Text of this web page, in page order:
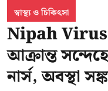
স্বাস্থ্য ও চিকিৎসা
Nipah Virus:
আক্রান্ত
নার্স, অবস্থা